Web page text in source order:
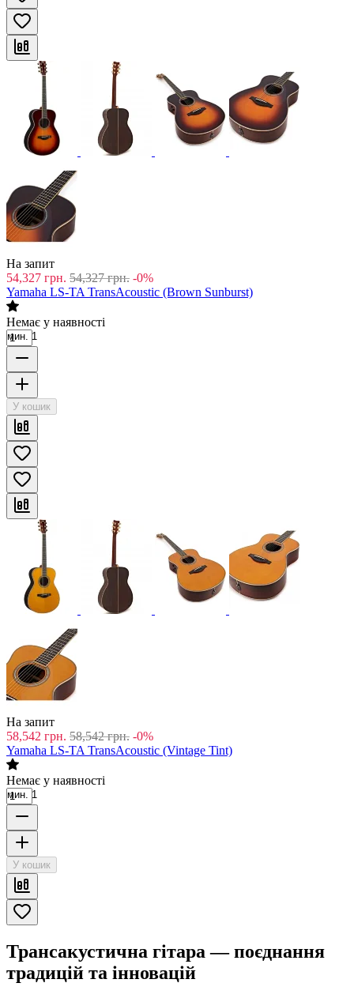
На запит
54,327 грн. 54,327 грн. -0%
Yamaha LS-TA TransAcoustic (Brown Sunburst)
Немає у наявності
мин. 1
У кошик
На запит
58,542 грн. 58,542 грн. -0%
Yamaha LS-TA TransAcoustic (Vintage Tint)
Немає у наявності
мин. 1
У кошик
Трансакустична гітара — поєднання
традицій та інновацій